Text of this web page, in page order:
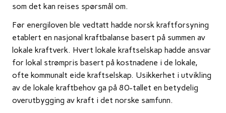
som det kan reises spørsmål om.
Før energiloven ble vedtatt hadde norsk kraftforsyning
etablert en nasjonal kraftbalanse basert på summen av
lokale kraftverk. Hvert lokale kraftselskap hadde ansvar
for lokal strømpris basert på kostnadene i de lokale,
ofte kommunalt eide kraftselskap. Usikkerhet i utvikling
av de lokale kraftbehov ga på 80-tallet en betydelig
overutbygging av kraft i det norske samfunn.